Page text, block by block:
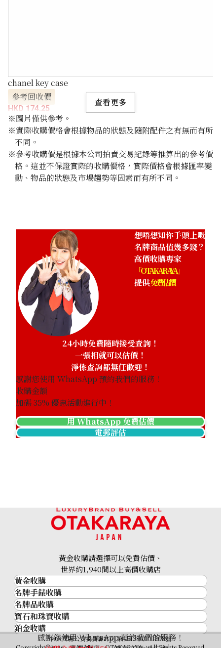
chanel key case
參考回收價
HKD 174.25
查看更多
※圖片僅供參考。
※實際收購價格會根據物品的狀態及隨附配件之有無而有所
不同。
※參考收購價是根據本公司拍賣交易紀錄等推算出的參考價
格。這並不保證實際的收購價格，實際價格會根據匯率變
動、物品的狀態及市場趨勢等因素而有所不同。
想唔想知你手頭上嘅
名牌商品值幾多錢？
高價收購專家
「OTAKARAYA」
提供免費估價
24小時免費隨時接受查詢！
一張相就可以估價！
淨係查詢都無任歡迎！
感謝您使用 WhatsApp 預約我們的服務！
收購金額
加碼35% 優惠活動進行中！
用 WhatsApp 免費估價
電郵評估
感謝您使用 WhatsApp 預約我們的服務！
黃金收購請選擇可以免費估價、
世界約1,940間以上高價收購店
黃金收購
黃金･金條
金條
金幣及銀幣
過去十年黃金價格
金飾
名牌手錶收購
名牌手錶收購
勞力士 (Rolex)
Patek Philippe
Audemars Piguet
名牌品收購
名牌品收購
HERMES
LOUIS VUITTON
寶石和珠寶收購
寶石和珠寶
鉑金收購
神奈川縣公安委員會許可 第451380001308號